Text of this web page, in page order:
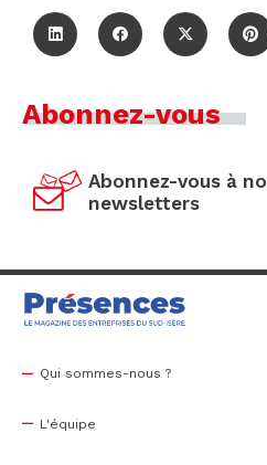
Abonnez-vous
Abonnez-vous à
newsletters
Qui sommes-nous ?
L'équipe